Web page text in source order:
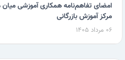
امضای تفاهم‌نامه همکاری آموزشی میان
مرکز آموزش بازرگانی
۰۶ مرداد ۱۴۰۵